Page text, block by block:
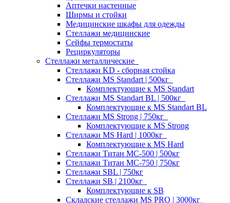
Аптечки настенные
Ширмы и стойки
Медицинские шкафы для одежды
Стеллажи медицинские
Сейфы термостаты
Рециркуляторы
Стеллажи металлические
Стеллажи KD - сборная стойка
Стеллажи MS Standart | 500кг
Комплектующие к MS Standart
Стеллажи MS Standart BL | 500кг
Комплектующие к MS Standart BL
Стеллажи MS Strong | 750кг
Комплектующие к MS Strong
Стеллажи MS Hard | 1000кг
Комплектующие к MS Hard
Стеллажи Титан МС-500 | 500кг
Стеллажи Титан МС-750 | 750кг
Стеллажи SBL | 750кг
Стеллажи SB | 2100кг
Комплектующие к SB
Складские стеллажи MS PRO | 3000кг